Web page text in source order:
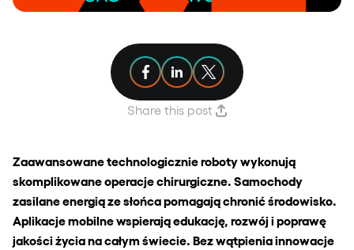
Share this post
Share article on Facebook
Share article on Linkedin
Share article on X
Zaawansowane technologicznie roboty wykonują
skomplikowane operacje chirurgiczne. Samochody
zasilane energią ze słońca pomagają chronić środowisko.
Aplikacje mobilne wspierają edukację, rozwój i poprawę
jakości życia na całym świecie. Bez wątpienia innowacje